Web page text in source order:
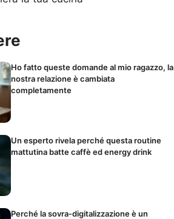
Ho fatto queste domande al mio ragazzo, la
nostra relazione è cambiata
completamente
Un esperto rivela perché questa routine
mattutina batte caffè ed energy drink
Perché la sovra-digitalizzazione è un